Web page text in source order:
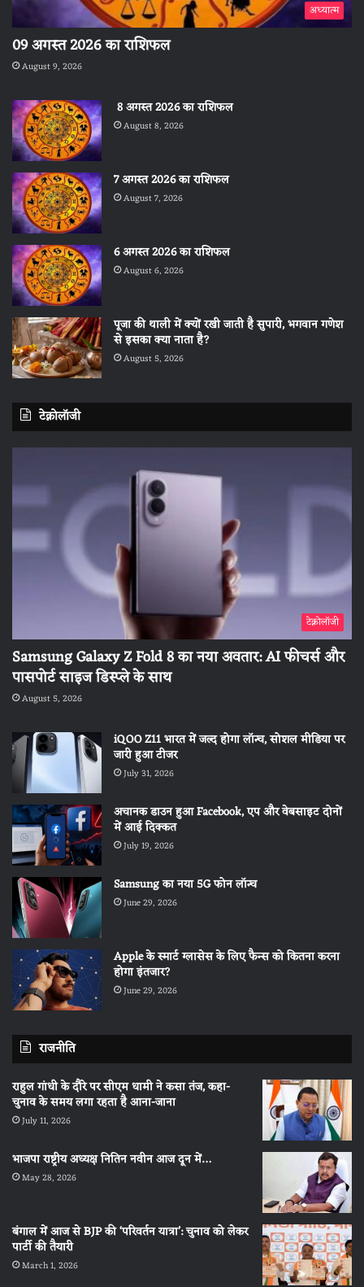
अध्यात्म
09 अगस्त 2026 का राशिफल
August 9, 2026
8 अगस्त 2026 का राशिफल
August 8, 2026
7 अगस्त 2026 का राशिफल
August 7, 2026
6 अगस्त 2026 का राशिफल
August 6, 2026
पूजा की थाली में क्यों रखी जाती है सुपारी, भगवान गणेश
से इसका क्या नाता है?
August 5, 2026
टेक्नोलॉजी
टेक्नोलॉजी
Samsung Galaxy Z Fold 8 का नया अवतार: AI फीचर्स और
पासपोर्ट साइज डिस्प्ले के साथ
August 5, 2026
iQOO Z11 भारत में जल्द होगा लॉन्च, सोशल मीडिया पर
जारी हुआ टीजर
July 31, 2026
अचानक डाउन हुआ Facebook, एप और वेबसाइट दोनों
में आई दिक्कत
July 19, 2026
Samsung का नया 5G फोन लॉन्च
June 29, 2026
Apple के स्मार्ट ग्लासेस के लिए फैन्स को कितना करना
होगा इंतजार?
June 29, 2026
राजनीति
राहुल गांधी के दौरे पर सीएम धामी ने कसा तंज, कहा-
चुनाव के समय लगा रहता है आना-जाना
July 11, 2026
भाजपा राष्ट्रीय अध्यक्ष नितिन नवीन आज दून में…
May 28, 2026
बंगाल में आज से BJP की ‘परिवर्तन यात्रा’: चुनाव को लेकर
पार्टी की तैयारी
March 1, 2026